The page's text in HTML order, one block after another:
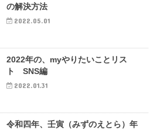
の解決方法
2022.05.01
2022年の、myやりたいことリス
ト SNS編
2022.01.31
令和四年、壬寅（みずのえとら）年